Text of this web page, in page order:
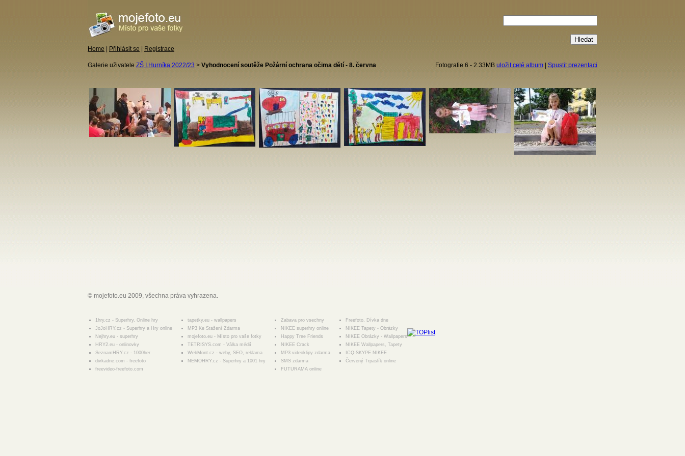
Home Přihlásit se Registrace
Fotografie 6 - 2.33MB uložit celé album Spustit prezentaci
Galerie uživatele ZŠ I.Hurníka 2022/23 > Vyhodnocení soutěže Požární ochrana očima dětí - 8. června
© mojefoto.eu 2009, všechna práva vyhrazena.
1hry.cz - Superhry, Online hry
JoJoHRY.cz - Superhry a Hry online
Nejhry.eu - superhry
HRY2.eu - onlinovky
SeznamHRY.cz - 1000her
divkadne.com - freefoto
freevideo-freefoto.com
tapetky.eu - wallpapers
MP3 Ke Stažení Zdarma
mojefoto.eu - Místo pro vaše fotky
TETRISYS.com - Válka médií
WebMont.cz - weby, SEO, reklama
NEMOHRY.cz - Superhry a 1001 hry
Zabava pro vsechny
NIKEE superhry online
Happy Tree Friends
NIKEE Crack
MP3 videoklipy zdarma
SMS zdarma
FUTURAMA online
Freefoto, Dívka dne
NIKEE Tapety - Obrázky
NIKEE Obrázky - Wallpapers
NIKEE Wallpapers, Tapety
ICQ-SKYPE NIKEE
Červený Trpaslík online